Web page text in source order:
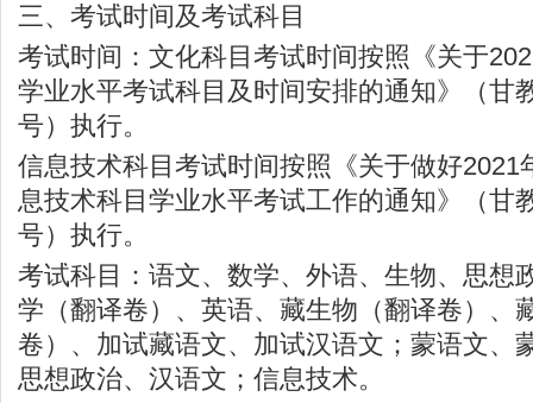
三、考试时间及考试科目
考试时间：文化科目考试时间按照《关于
学业水平考试科目及时间安排的通知》（甘
号）执行。
信息技术科目考试时间按照《关于做好2021
息技术科目学业水平考试工作的通知》（甘
号）执行。
考试科目：语文、数学、外语、生物、思想
学（翻译卷）、英语、藏生物（翻译卷）、
卷）、加试藏语文、加试汉语文；蒙语文、
思想政治、汉语文；信息技术。